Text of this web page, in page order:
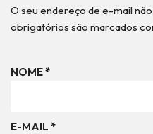
O seu endereço de e-mail
obrigatórios são marcados
NOME*
E-MAIL *